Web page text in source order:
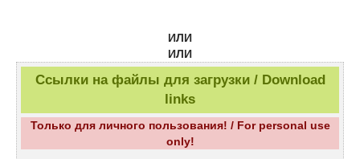
ИЛИ
ИЛИ
Ссылки на файлы для загрузки / Download
links
Только для личного пользования! / For personal use
only!